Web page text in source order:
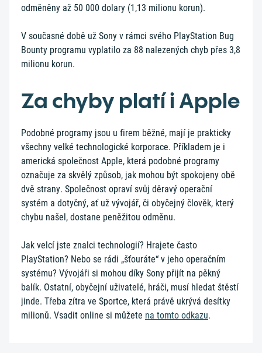
odměněny až 50 000 dolary (1,13 milionu korun).
V současné době už Sony v rámci svého PlayStation Bug
Bounty programu vyplatilo za 88 nalezených chyb přes 3,8
milionu korun.
Za chyby platí i Apple
Podobné programy jsou u firem běžné, mají je prakticky
všechny velké technologické korporace. Příkladem je i
americká společnost Apple, která podobné programy
označuje za skvělý způsob, jak mohou být spokojeny obě
dvě strany. Společnost opraví svůj děravý operační
systém a dotyčný, ať už vývojář, či obyčejný člověk, který
chybu našel, dostane peněžitou odměnu.
Jak velcí jste znalci technologií? Hrajete často
PlayStation? Nebo se rádi „šťouráte“ v jeho operačním
systému? Vývojáři si mohou díky Sony přijít na pěkný
balík. Ostatní, obyčejní uživatelé, hráči, musí hledat štěstí
jinde. Třeba zítra ve Sportce, která právě ukrývá desítky
milionů. Vsadit online si můžete na tomto odkazu.